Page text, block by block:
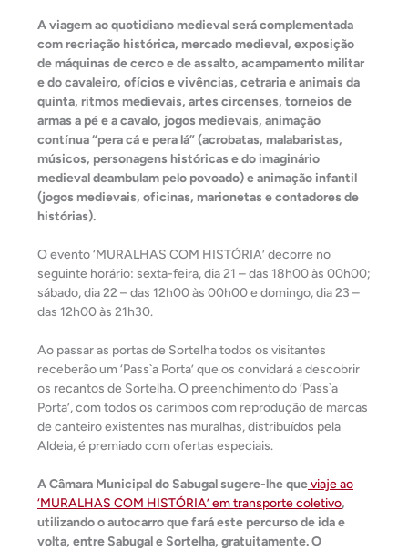
A viagem ao quotidiano medieval será complementada
com recriação histórica, mercado medieval, exposição
de máquinas de cerco e de assalto, acampamento militar
e do cavaleiro, ofícios e vivências, cetraria e animais da
quinta, ritmos medievais, artes circenses, torneios de
armas a pé e a cavalo, jogos medievais, animação
contínua “pera cá e pera lá” (acrobatas, malabaristas,
músicos, personagens históricas e do imaginário
medieval deambulam pelo povoado) e animação infantil
(jogos medievais, oficinas, marionetas e contadores de
histórias).
O evento ‘MURALHAS COM HISTÓRIA’ decorre no
seguinte horário: sexta-feira, dia 21 – das 18h00 às 00h00;
sábado, dia 22 – das 12h00 às 00h00 e domingo, dia 23 –
das 12h00 às 21h30.
Ao passar as portas de Sortelha todos os visitantes
receberão um ‘Pass`a Porta’ que os convidará a descobrir
os recantos de Sortelha. O preenchimento do ‘Pass`a
Porta’, com todos os carimbos com reprodução de marcas
de canteiro existentes nas muralhas, distribuídos pela
Aldeia, é premiado com ofertas especiais.
A Câmara Municipal do Sabugal sugere-lhe queviaje ao
‘MURALHAS COM HISTÓRIA’ em transporte coletivo,
utilizando o autocarro que fará este percurso de ida e
volta, entre Sabugal e Sortelha, gratuitamente. O